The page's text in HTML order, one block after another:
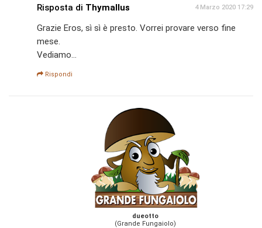
Risposta di Thymallus 4 Marzo 2020 17:29
Grazie Eros, sì sì è presto. Vorrei provare verso fine
mese.
Vediamo...
Rispondi
dueotto
(Grande Fungaiolo)